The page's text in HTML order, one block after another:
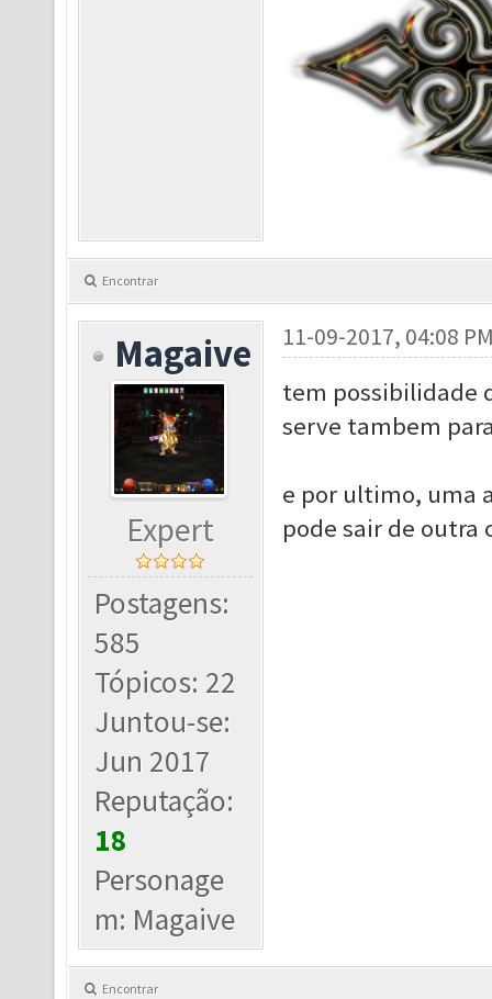
Encontrar
Magaive
Expert
Postagens:
585
Tópicos: 22
Juntou-se:
Jun 2017
Reputação:
18
Personage
m: Magaive
11-09-2017, 04:08
tem possibilidade
serve tambem
e por ultimo, uma
pode sair de outra
Encontrar